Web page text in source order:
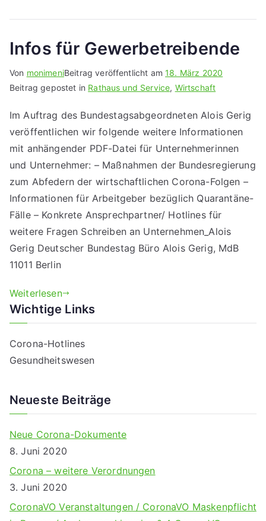
Infos für Gewerbetreibende
Von monimeniBeitrag veröffentlicht am18. März 2020
Beitrag gepostet in Rathaus und Service, Wirtschaft
Im Auftrag des Bundestagsabgeordneten Alois Gerig
veröffentlichen wir folgende weitere Informationen
mit anhängender PDF-Datei für Unternehmerinnen
und Unternehmer: – Maßnahmen der Bundesregierung
zum Abfedern der wirtschaftlichen Corona-Folgen –
Informationen für Arbeitgeber bezüglich Quarantäne-
Fälle – Konkrete Ansprechpartner/ Hotlines für
weitere Fragen Schreiben an Unternehmen_Alois
Gerig Deutscher Bundestag Büro Alois Gerig, MdB
11011 Berlin
Weiterlesen
Wichtige Links
Corona-Hotlines
Gesundheitswesen
Neueste Beiträge
Neue Corona-Dokumente
8. Juni 2020
Corona – weitere Verordnungen
3. Juni 2020
CoronaVO Veranstaltungen / CoronaVO Maskenpflicht